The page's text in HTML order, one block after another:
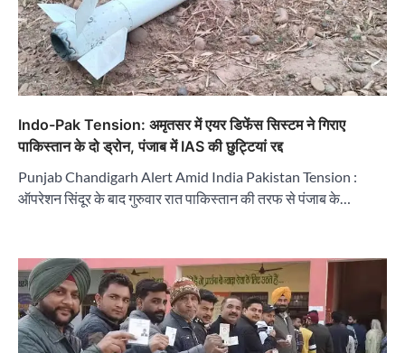
Indo-Pak Tension: अमृतसर में एयर डिफेंस सिस्टम ने गिराए
पाकिस्तान के दो ड्रोन, पंजाब में IAS की छुट्टियां रद्द
Punjab Chandigarh Alert Amid India Pakistan Tension :
ऑपरेशन सिंदूर के बाद गुरुवार रात पाकिस्तान की तरफ से पंजाब के…